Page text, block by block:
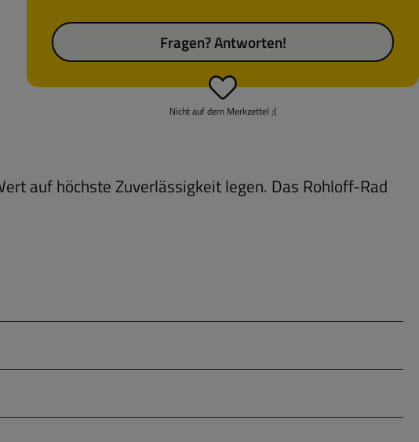
Nicht auf dem Merkzettel ;(
Fragen? Antworten!
auf höchste Zuverlässigkeit legen. Das Rohloff-Rad